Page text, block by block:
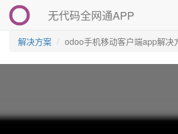
无代码全网通APP
解决方案 odoo手机移动客户端app解决